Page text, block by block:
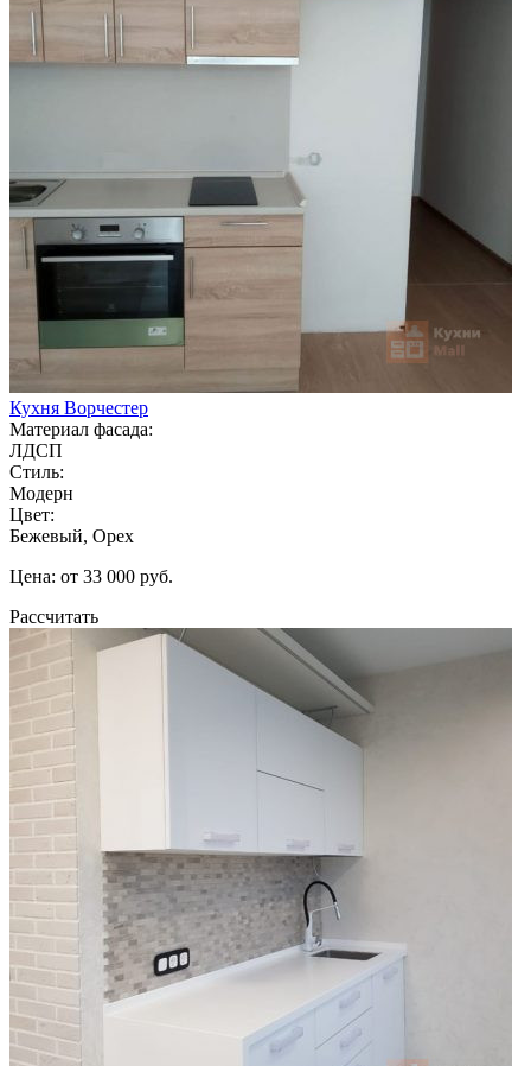
Кухня Ворчестер
Материал фасада:
ЛДСП
Стиль:
Модерн
Цвет:
Бежевый, Орех
Цена: от 33 000 руб.
Рассчитать